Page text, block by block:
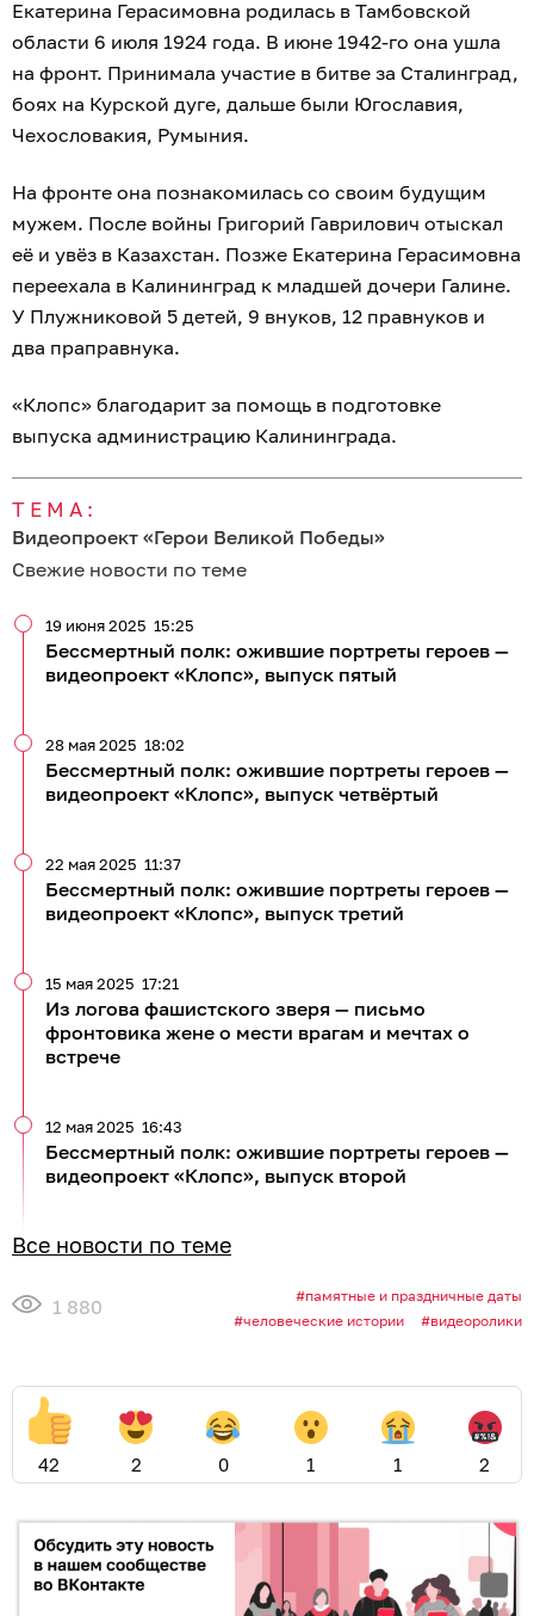
Екатерина Герасимовна родилась в Тамбовской
области 6 июля 1924 года. В июне 1942-го она ушла
на фронт. Принимала участие в битве за Сталинград,
боях на Курской дуге, дальше были Югославия,
Чехословакия, Румыния.
На фронте она познакомилась со своим будущим
мужем. После войны Григорий Гаврилович отыскал
её и увёз в Казахстан. Позже Екатерина Герасимовна
переехала в Калининград к младшей дочери Галине.
У Плужниковой 5 детей, 9 внуков, 12 правнуков и
два праправнука.
«Клопс» благодарит за помощь в подготовке
выпуска администрацию Калининграда.
ТЕМА:
Видеопроект «Герои Великой Победы»
Свежие новости по теме
Бессмертный полк: ожившие портреты героев —
видеопроект «Клопс», выпуск пятый
19 июня 2025 15:25
Бессмертный полк: ожившие портреты героев —
видеопроект «Клопс», выпуск четвёртый
28 мая 2025 18:02
Бессмертный полк: ожившие портреты героев —
видеопроект «Клопс», выпуск третий
22 мая 2025 11:37
Из логова фашистского зверя — письмо
фронтовика жене о мести врагам и мечтах о
встрече
15 мая 2025 17:21
Бессмертный полк: ожившие портреты героев —
видеопроект «Клопс», выпуск второй
12 мая 2025 16:43
Все новости по теме
1 880
памятные и праздничные даты
человеческие истории
видеоролики
42 2 0 1 1 2